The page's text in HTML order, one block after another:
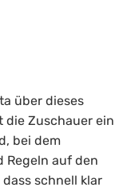
über dieses
die Zuschauer ein
bei dem
Regeln auf den
schnell klar